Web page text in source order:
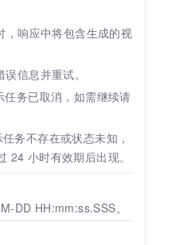
，响应中将包含生成的视
信息并重试。
务已取消，如需继续请
务不存在或状态未知，
24 小时有效期后出现。
DD HH:mm:ss.SSS。